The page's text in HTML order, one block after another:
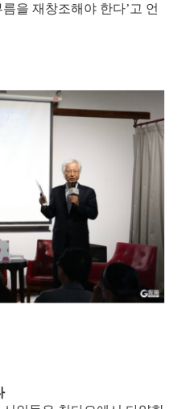
을 재창조해야 한다’고 언